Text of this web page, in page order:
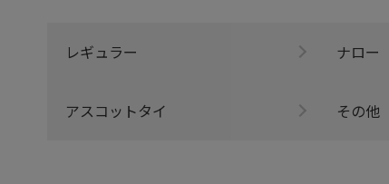
レギュラー ナロー
アスコットタイ その他